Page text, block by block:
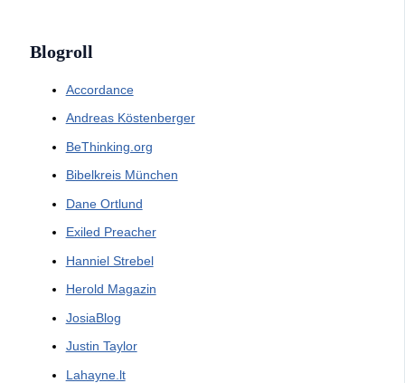
Blogroll
Accordance
Andreas Köstenberger
BeThinking.org
Bibelkreis München
Dane Ortlund
Exiled Preacher
Hanniel Strebel
Herold Magazin
JosiaBlog
Justin Taylor
Lahayne.lt